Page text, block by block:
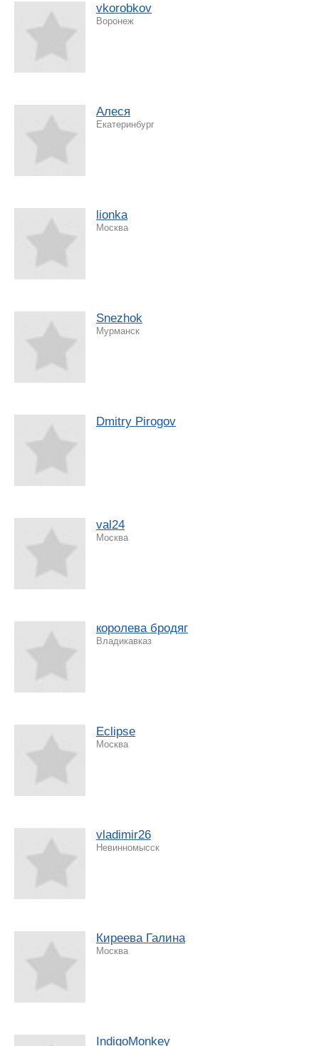
vkorobkov
Воронеж
Aлеся
Екатеринбург
lionka
Москва
Snezhok
Мурманск
Dmitry Pirogov
val24
Москва
королева бродяг
Владикавказ
Eclipse
Москва
vladimir26
Невинномысск
Киреева Галина
Москва
IndigoMonkey